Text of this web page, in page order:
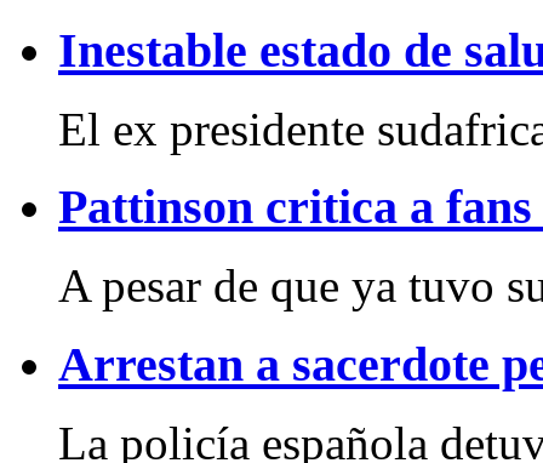
Inestable estado de
El ex presidente
Pattinson critica a fans
A pesar de que ya tuvo
Arrestan a sacerdote
La policía española